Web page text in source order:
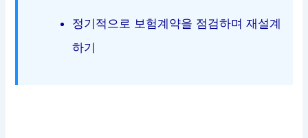
정기적으로 보험계약을 점검하며 재설계
하기